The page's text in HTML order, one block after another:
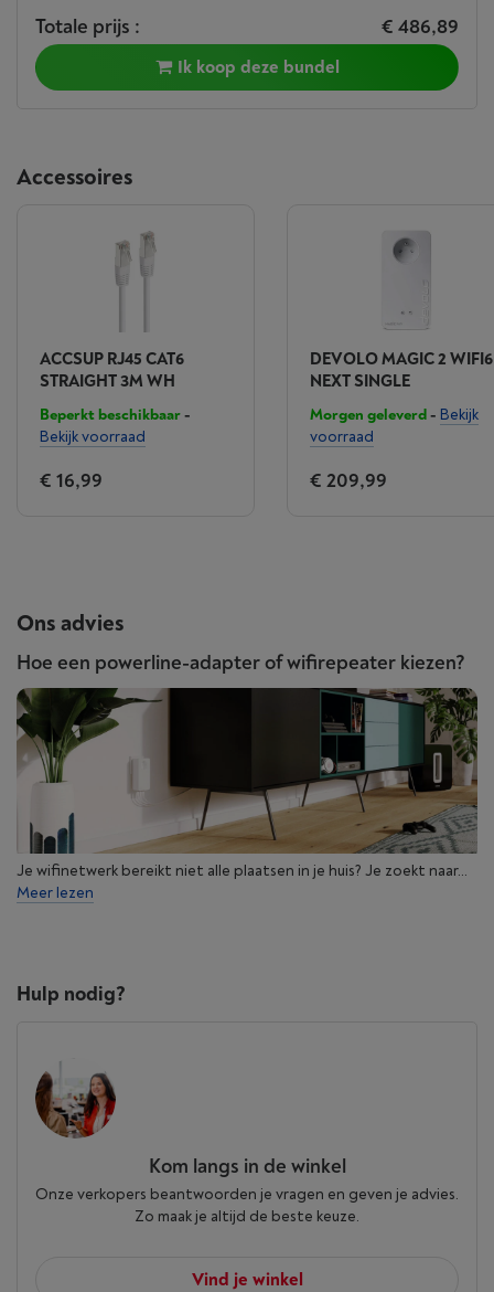
Totale prijs : € 486,89
Ik koop deze bundel
Accessoires
ACCSUP RJ45 CAT6
STRAIGHT 3M WH
Beperkt beschikbaar-
Bekijk voorraad
€ 16,99
DEVOLO MAGIC 2 WIFI6
NEXT SINGLE
Morgen geleverd- Bekijk
voorraad
€ 209,99
Ons advies
Hoe een powerline-adapter of wifirepeater kiezen?
Je wifinetwerk bereikt niet alle plaatsen in je huis? Je zoekt naar...
Meer lezen
Hulp nodig?
Kom langs in de winkel
Onze verkopers beantwoorden je vragen en geven je advies.
Zo maak je altijd de beste keuze.
Vind je winkel